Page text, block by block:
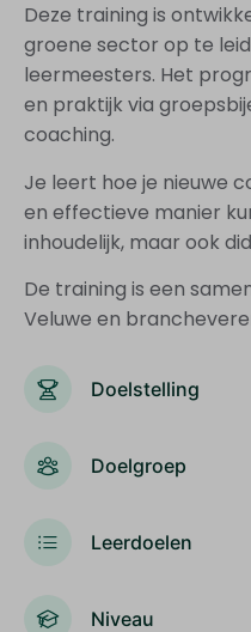
Deze training is
groene sector op te
leermeesters. Het
en praktijk via
coaching.
Je leert hoe je nieuwe
en effectieve manier
inhoudelijk, maar ook
De training is een
Veluwe en
Doelstelling
Doelgroep
Leerdoelen
Niveau